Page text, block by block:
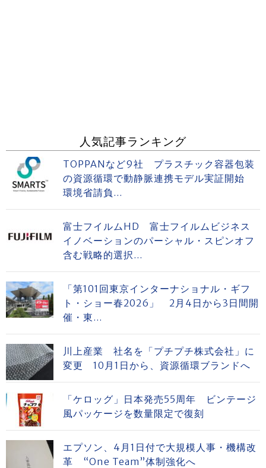
人気記事ランキング
TOPPANなど9社 プラスチック容器包装
の資源循環で動静脈連携モデル実証開始
環境省請負...
富士フイルムHD 富士フイルムビジネス
イノベーションのパーシャル・スピンオフ
含む戦略的選択...
「第101回東京インターナショナル・ギフ
ト・ショー春2026」 2月4日から3日間開
催・東...
川上産業 社名を「プチプチ株式会社」に
変更 10月1日から、資源循環ブランドへ
「ケロッグ」日本発売55周年 ビンテージ
風パッケージを数量限定で復刻
エプソン、4月1日付で大規模人事・機構改
革 “One Team”体制強化へ